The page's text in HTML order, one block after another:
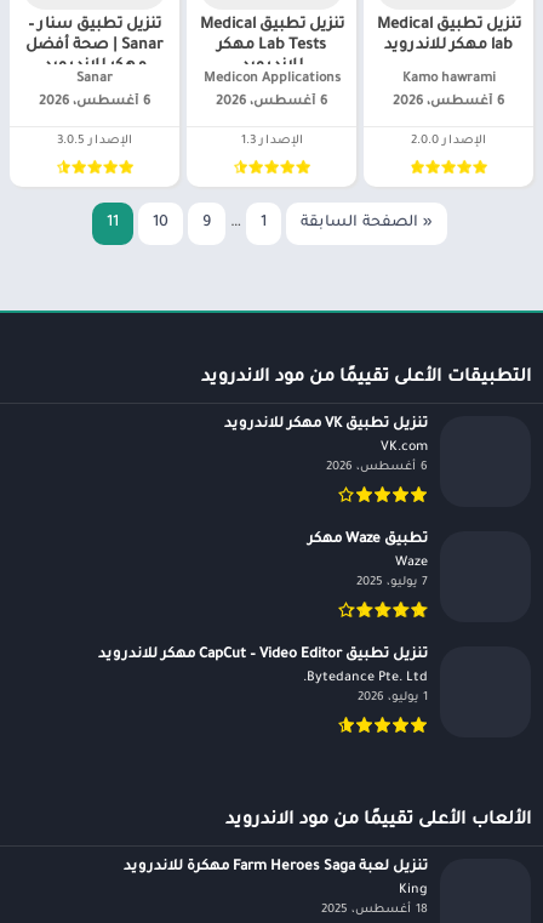
تنزيل تطبيق Medical
lab مهكر للاندرويد
Kamo hawrami‏
6 أغسطس، 2026
الإصدار 2.0.0
تنزيل تطبيق Medical
Lab Tests مهكر
للاندرويد
Medicon Applications‏
6 أغسطس، 2026
الإصدار 1.3
تنزيل تطبيق سنار –
Sanar | صحة أفضل
مهكر للاندرويد
Sanar‏
6 أغسطس، 2026
الإصدار 3.0.5
« الصفحة السابقة 1
…
9
10
11
التطبيقات الأعلى تقييمًا من مود الاندرويد
تنزيل تطبيق VK مهكر للاندرويد
VK.com‏
6 أغسطس، 2026
تطبيق Waze مهكر
Waze‏
7 يوليو، 2025
تنزيل تطبيق CapCut – Video Editor مهكر للاندرويد
Bytedance Pte. Ltd.‏
1 يوليو، 2026
الألعاب الأعلى تقييمًا من مود الاندرويد
تنزيل لعبة Farm Heroes Saga مهكرة للاندرويد
King‏
18 أغسطس، 2025